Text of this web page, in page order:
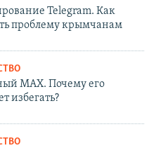
Telegram. Как
проблему крымчанам
MAX. Почему его
избегать?